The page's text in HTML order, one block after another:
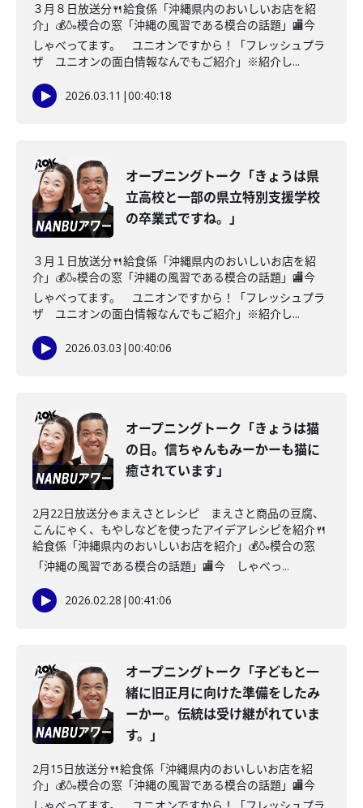
３月８日放送分🍴給食係「沖縄県内のおいしいお店を紹
介」💰🍶模合の窓「沖縄の風習である模合の話題」🏬今
しゃべってます。 ユニオンですから！「フレッシュプラ
ザ ユニオンの面白情報なんでもご紹介」※紹介し...
2026.03.11 |00:40:18
オープニングトーク「きょうは県
立高校と一部の県立特別支援学校
の卒業式ですね。」
３月１日放送分🍴給食係「沖縄県内のおいしいお店を紹
介」💰🍶模合の窓「沖縄の風習である模合の話題」🏬今
しゃべってます。 ユニオンですから！「フレッシュプラ
ザ ユニオンの面白情報なんでもご紹介」※紹介し...
2026.03.03 |00:40:06
オープニングトーク「きょうは猫
の日。信ちゃんもみーかーも猫に
癒されています」
2月22日放送分🍚まえさとレシピ まえさと商品の豆腐、
こんにゃく、もやしなどを使ったアイデアレシピを紹介🍴
給食係「沖縄県内のおいしいお店を紹介」💰🍶模合の窓
「沖縄の風習である模合の話題」🏬今 しゃべっ...
2026.02.28 |00:41:06
オープニングトーク「子どもと一
緒に旧正月に向けた準備をしたみ
ーかー。伝統は受け継がれていま
す。」
2月15日放送分🍴給食係「沖縄県内のおいしいお店を紹
介」💰🍶模合の窓「沖縄の風習である模合の話題」🏬今